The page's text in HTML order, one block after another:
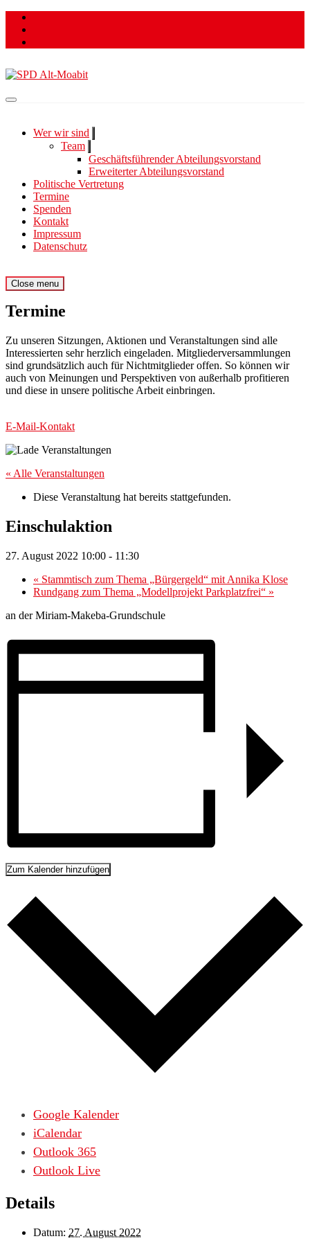
Skip
content
SPD Alt-Moabit
Für ein lebenswertes und soziales Moabit.
Wer wir sind
sub
menu
Team
sub
menu
Geschäftsführender Abteilungsvorstand
Erweiterter Abteilungsvorstand
Politische Vertretung
Termine
Spenden
Kontakt
Impressum
Datenschutz
Site
Navigation
Menu
Close menu
Termine
Zu unseren Sitzungen, Aktionen und Veranstaltungen sind alle
Interessierten sehr herzlich eingeladen. Mitgliederversammlungen
sind grundsätzlich auch für Nichtmitglieder offen. So können wir
auch von Meinungen und Perspektiven von außerhalb profitieren
und diese in unsere politische Arbeit einbringen.
E-Mail-Kontakt
« Alle Veranstaltungen
Diese Veranstaltung hat bereits stattgefunden.
Einschulaktion
27. August 2022 10:00 - 11:30
« Stammtisch zum Thema „Bürgergeld“ mit Annika Klose
Rundgang zum Thema „Modellprojekt Parkplatzfrei“ »
an der Miriam-Makeba-Grundschule
Zum Kalender hinzufügen
Google Kalender
iCalendar
Outlook 365
Outlook Live
Details
Datum: 27. August 2022